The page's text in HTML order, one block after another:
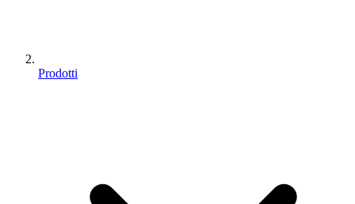
Prodotti